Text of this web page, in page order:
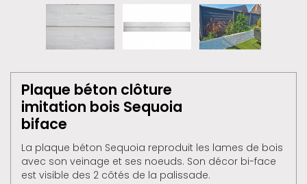
Plaque béton clôture
imitation bois Sequoia
biface
La plaque béton Sequoia reproduit les lames de bois
avec son veinage et ses noeuds. Son décor bi-face
est visible des 2 côtés de la palissade.